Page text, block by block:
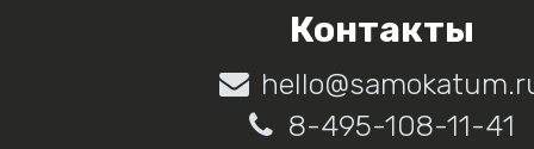
Контакты
8-495-108-11-41